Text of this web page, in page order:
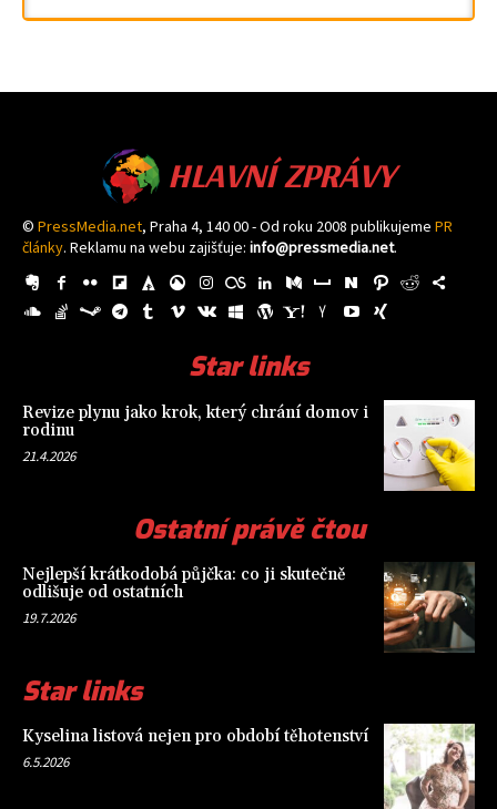
HLAVNÍ ZPRÁVY
© PressMedia.net, Praha 4, 140 00 - Od roku 2008 publikujeme PR
články. Reklamu na webu zajišťuje: info@pressmedia.net.
Star links
Revize plynu jako krok, který chrání domov i
rodinu
21.4.2026
Ostatní právě čtou
Nejlepší krátkodobá půjčka: co ji skutečně
odlišuje od ostatních
19.7.2026
Star links
Kyselina listová nejen pro období těhotenství
6.5.2026